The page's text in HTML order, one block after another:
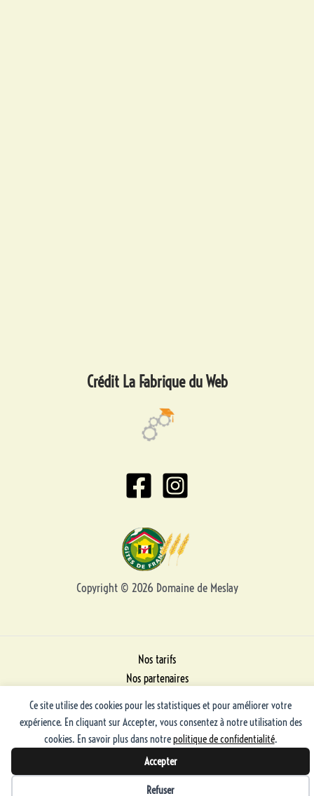
Ce site utilise des cookies pour les statistiques et pour améliorer votre
expérience. En cliquant sur Accepter, vous consentez à notre utilisation des
cookies. En savoir plus dans notrepolitique de confidentialité.
Accepter
Refuser
Crédit La Fabrique du Web
Copyright © 2026 Domaine de Meslay
Nos tarifs
Nos partenaires
Mentions Légales
Plan du site